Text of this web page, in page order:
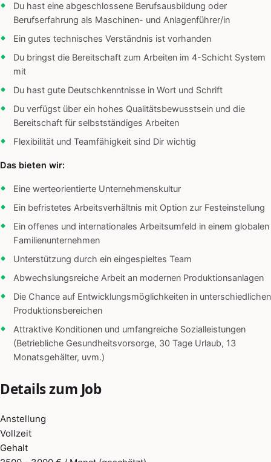
Du hast eine abgeschlossene Berufsausbildung oder
Berufserfahrung als Maschinen- und Anlagenführer/in
Ein gutes technisches Verständnis ist vorhanden
Du bringst die Bereitschaft zum Arbeiten im 4-Schicht System
mit
Du hast gute Deutschkenntnisse in Wort und Schrift
Du verfügst über ein hohes Qualitätsbewusstsein und die
Bereitschaft für selbstständiges Arbeiten
Flexibilität und Teamfähigkeit sind Dir wichtig
Das bieten wir:
Eine werteorientierte Unternehmenskultur
Ein befristetes Arbeitsverhältnis mit Option zur Festeinstellung
Ein offenes und internationales Arbeitsumfeld in einem globalen
Familienunternehmen
Unterstützung durch ein eingespieltes Team
Abwechslungsreiche Arbeit an modernen Produktionsanlagen
Die Chance auf Entwicklungsmöglichkeiten in unterschiedlichen
Produktionsbereichen
Attraktive Konditionen und umfangreiche Sozialleistungen
(Betriebliche Gesundheitsvorsorge, 30 Tage Urlaub, 13
Monatsgehälter, uvm.)
Details zum Job
Anstellung
Vollzeit
Gehalt